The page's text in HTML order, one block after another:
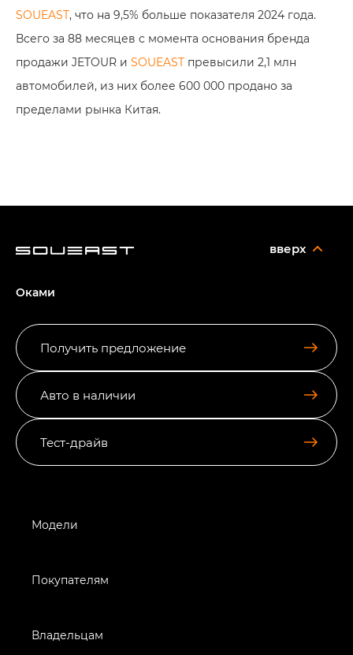
SOUEAST, что на 9,5% больше показателя 2024 года.
Всего за 88 месяцев с момента основания бренда
продажи JETOUR и SOUEAST превысили 2,1 млн
автомобилей, из них более 600 000 продано за
пределами рынка Китая.
Получить предложение
Авто в наличии
Тест-драйв
вверх
Оками
Модели
Покупателям
Владельцам